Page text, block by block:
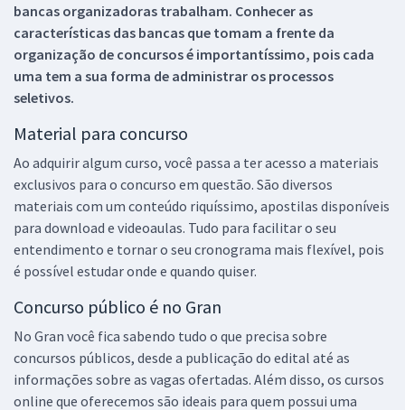
bancas organizadoras trabalham. Conhecer as
características das bancas que tomam a frente da
organização de concursos é importantíssimo, pois cada
uma tem a sua forma de administrar os processos
seletivos.
Material para concurso
Ao adquirir algum curso, você passa a ter acesso a materiais
exclusivos para o concurso em questão. São diversos
materiais com um conteúdo riquíssimo, apostilas disponíveis
para download e videoaulas. Tudo para facilitar o seu
entendimento e tornar o seu cronograma mais flexível, pois
é possível estudar onde e quando quiser.
Concurso público é no Gran
No Gran você fica sabendo tudo o que precisa sobre
concursos públicos, desde a publicação do edital até as
informações sobre as vagas ofertadas. Além disso, os cursos
online que oferecemos são ideais para quem possui uma